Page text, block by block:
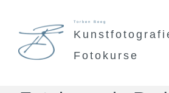
springen
Torben Beeg
Fotokurse